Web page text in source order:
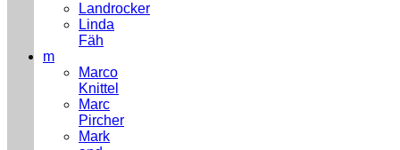
Landrocker
Linda
Fäh
m
Marco
Knittel
Marc
Pircher
Mark